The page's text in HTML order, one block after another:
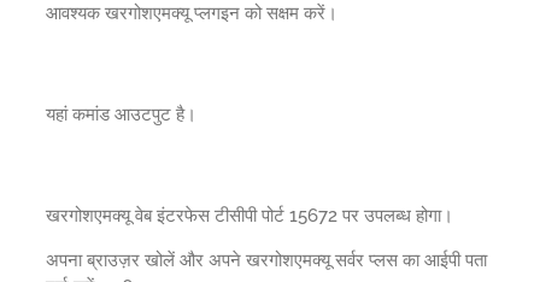
आवश्यक खरगोशएमक्यू प्लगइन को सक्षम करें।
यहां कमांड आउटपुट है।
खरगोशएमक्यू वेब इंटरफेस टीसीपी पोर्ट 15672 पर उपलब्ध होगा।
अपना ब्राउज़र खोलें और अपने खरगोशएमक्यू सर्वर प्लस का आईपी पता